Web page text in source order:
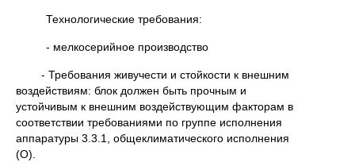
Технологические требования:
- мелкосерийное производство
- Требования живучести и стойкости к внешним
воздействиям: блок должен быть прочным и
устойчивым к внешним воздействующим факторам в
соответствии требованиями по группе исполнения
аппаратуры 3.3.1, общеклиматического исполнения
(О).